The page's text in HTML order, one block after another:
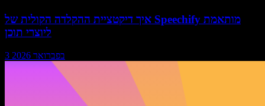
איך דיקטציית ההקלדה הקולית של Speechify מותאמת
ליוצרי תוכן
3 בפברואר 2026